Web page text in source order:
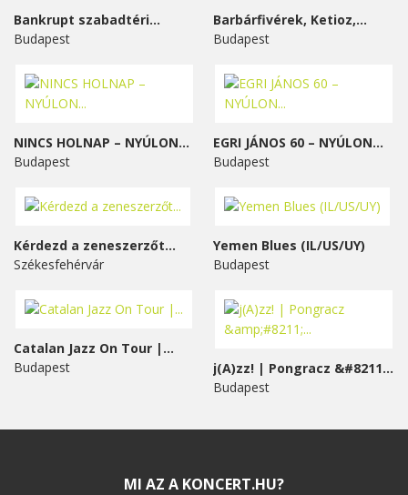
Bankrupt szabadtéri...
Budapest
Barbárfivérek, Ketioz,...
Budapest
NINCS HOLNAP – NYÚLON...
Budapest
EGRI JÁNOS 60 – NYÚLON...
Budapest
Kérdezd a zeneszerzőt...
Székesfehérvár
Yemen Blues (IL/US/UY)
Budapest
Catalan Jazz On Tour |...
Budapest
j(A)zz! | Pongracz &#8211;...
Budapest
MI AZ A KONCERT.HU?